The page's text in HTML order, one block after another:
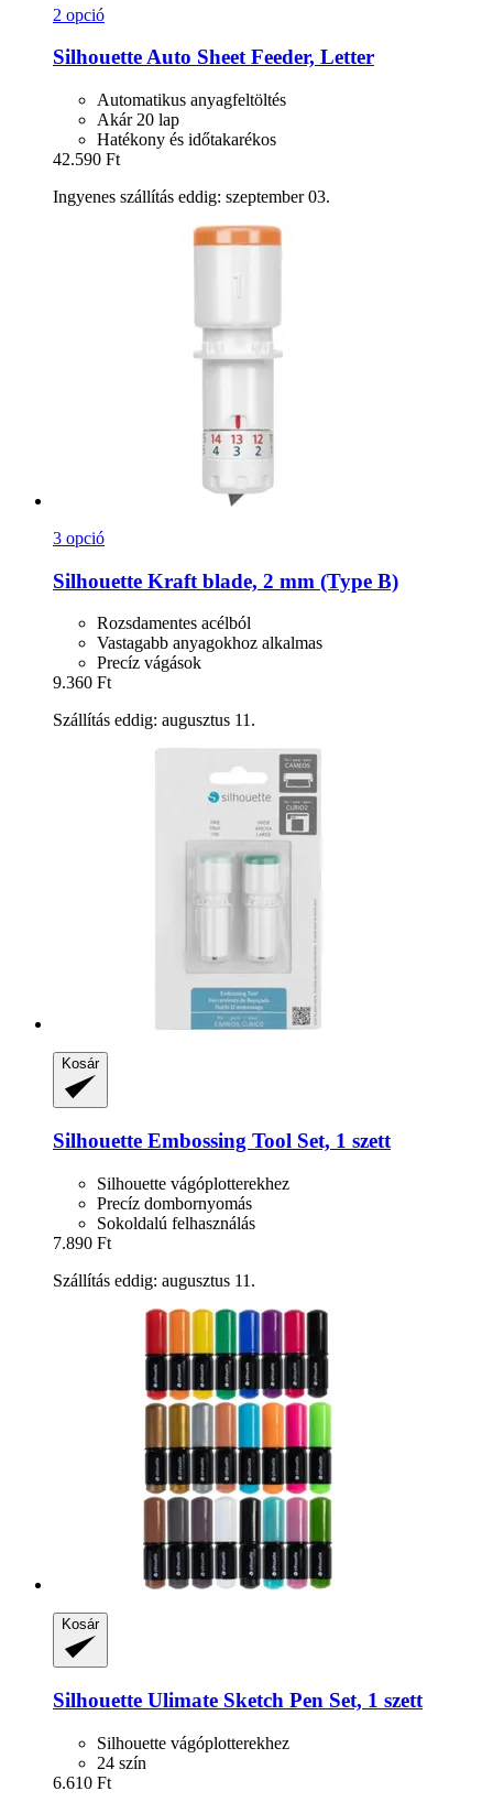
2 opció
SilhouetteAuto Sheet Feeder, Letter
Automatikus anyagfeltöltés
Akár 20 lap
Hatékony és időtakarékos
42.590 Ft
Ingyenes szállítás eddig: szeptember 03.
3 opció
Silhouette Kraft blade, 2 mm (Type B)
Rozsdamentes acélból
Vastagabb anyagokhoz alkalmas
Precíz vágások
9.360 Ft
Szállítás eddig: augusztus 11.
Kosár
Silhouette Embossing Tool Set, 1 szett
Silhouette vágóplotterekhez
Precíz dombornyomás
Sokoldalú felhasználás
7.890 Ft
Szállítás eddig: augusztus 11.
Kosár
Silhouette Ulimate Sketch Pen Set, 1 szett
Silhouette vágóplotterekhez
24 szín
6.610 Ft